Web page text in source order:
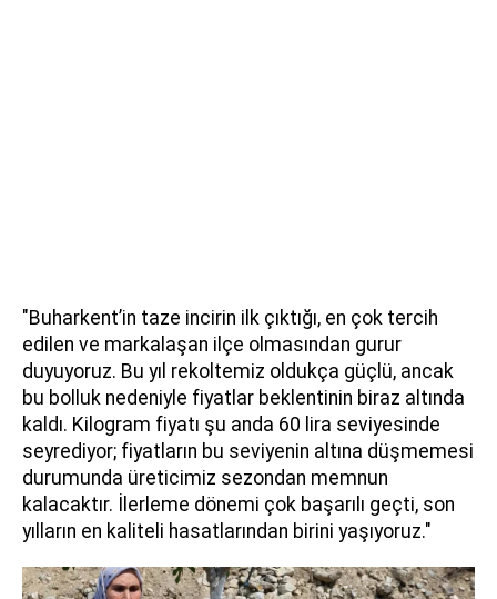
"Buharkent’in taze incirin ilk çıktığı, en çok tercih
edilen ve markalaşan ilçe olmasından gurur
duyuyoruz. Bu yıl rekoltemiz oldukça güçlü, ancak
bu bolluk nedeniyle fiyatlar beklentinin biraz altında
kaldı. Kilogram fiyatı şu anda 60 lira seviyesinde
seyrediyor; fiyatların bu seviyenin altına düşmemesi
durumunda üreticimiz sezondan memnun
kalacaktır. İlerleme dönemi çok başarılı geçti, son
yılların en kaliteli hasatlarından birini yaşıyoruz."